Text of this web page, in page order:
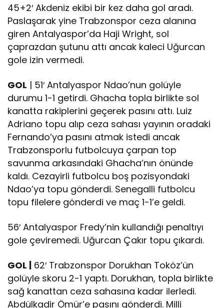
45+2′ Akdeniz ekibi bir kez daha gol aradı.
Paslaşarak yine Trabzonspor ceza alanına
giren Antalyaspor’da Haji Wright, sol
çaprazdan şutunu attı ancak kaleci Uğurcan
gole izin vermedi.
GOL | 51′ Antalyaspor Ndao’nun golüyle
durumu 1-1 getirdi. Ghacha topla birlikte sol
kanatta rakiplerini geçerek pasını attı. Luiz
Adriano topu alıp ceza sahası yayının oradaki
Fernando’ya pasını atmak istedi ancak
Trabzonsporlu futbolcuya çarpan top
savunma arkasındaki Ghacha’nın önünde
kaldı. Cezayirli futbolcu boş pozisyondaki
Ndao’ya topu gönderdi. Senegalli futbolcu
topu filelere gönderdi ve maç 1-1’e geldi.
56′ Antalyaspor Fredy’nin kullandığı penaltıyı
gole çeviremedi. Uğurcan Çakır topu çıkardı.
GOL | 62′ Trabzonspor Dorukhan Toköz’ün
golüyle skoru 2-1 yaptı. Dorukhan, topla birlikte
sağ kanattan ceza sahasına kadar ilerledi.
Abdülkadir Ömür’e pasını gönderdi. Milli